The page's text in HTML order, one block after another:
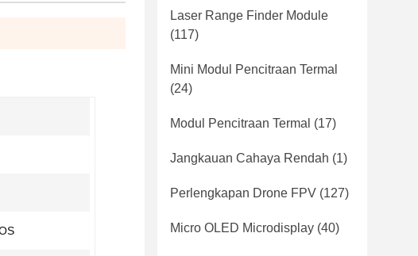
Laser Range Finder Module
(117)
Mini Modul Pencitraan Termal
(24)
Modul Pencitraan Termal (17)
Jangkauan Cahaya Rendah (1)
Perlengkapan Drone FPV (127)
Micro OLED Microdisplay (40)